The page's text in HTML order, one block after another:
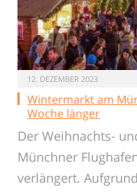
12. DEZEMBER 2023
Wintermarkt am
Woche länger
Der Weihnachts-
Münchner
verlängert.